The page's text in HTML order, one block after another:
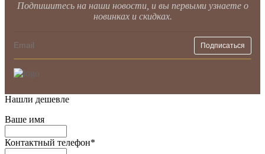
Подпишитесь на наши новости, и вы первыми узнаете о
новинках и скидках.
Нашли дешевле
Ваше имя
Контактный телефон*